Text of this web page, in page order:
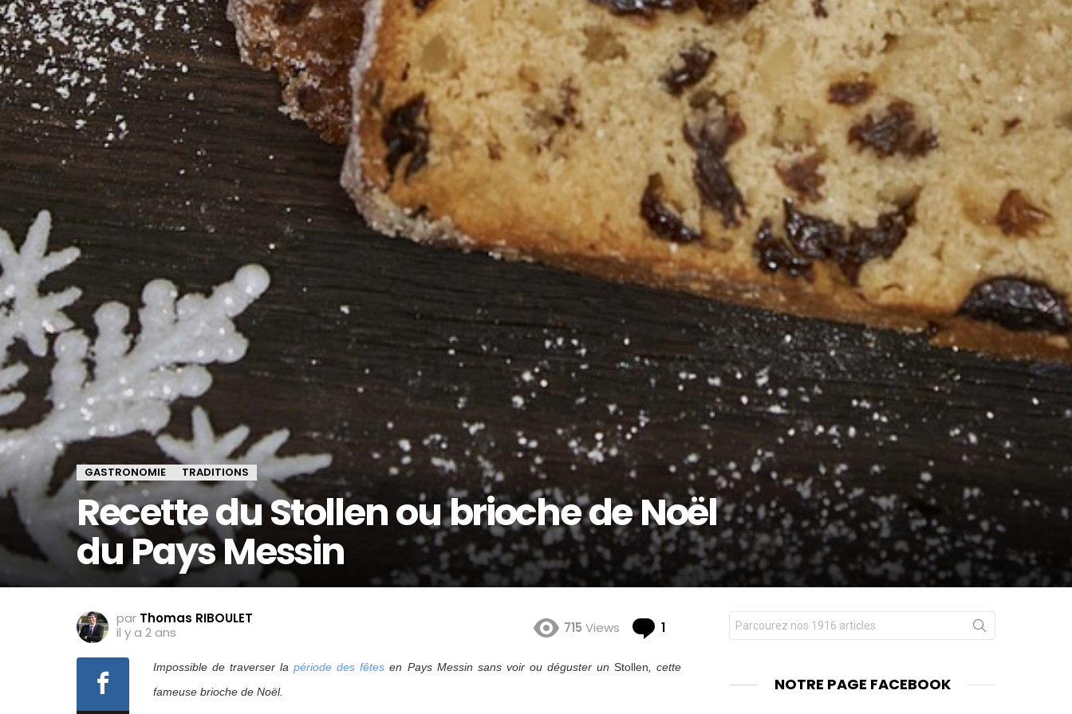
GASTRONOMIE TRADITIONS
Recette du Stollen ou brioche de Noël
du Pays Messin
par Thomas RIBOULET
il y a 2 ans
715 Views 1
Impossible de traverser lapériode des fêtes en Pays Messin sans voir ou déguster un Stollen, cette
fameuse brioche de Noël.
Chercher
pour
NOTRE PAGE FACEBOOK